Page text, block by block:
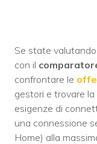
Se state valutando
con il
confrontare le
gestori e trovare
esigenze di
una connessione
Home) alla